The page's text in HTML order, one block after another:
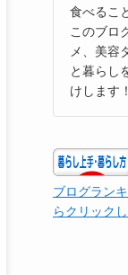
食べるこ
このブロ
メ、美容
と暮らし
けします！
ブログラン
らクリック